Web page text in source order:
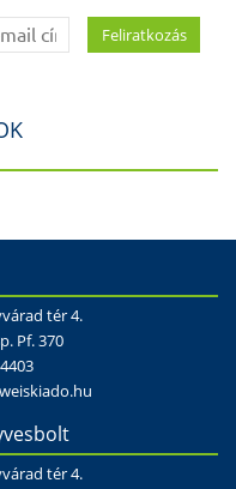
tér 4.
Pf. 370
tér 4.